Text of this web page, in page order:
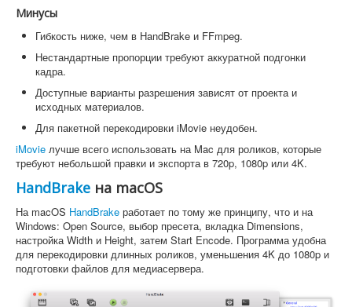
Минусы
Гибкость ниже, чем в HandBrake и FFmpeg.
Нестандартные пропорции требуют аккуратной подгонки
кадра.
Доступные варианты разрешения зависят от проекта и
исходных материалов.
Для пакетной перекодировки iMovie неудобен.
iMovie лучше всего использовать на Mac для роликов, которые
требуют небольшой правки и экспорта в 720p, 1080p или 4K.
HandBrake на macOS
На macOS HandBrake работает по тому же принципу, что и на
Windows: Open Source, выбор пресета, вкладка Dimensions,
настройка Width и Height, затем Start Encode. Программа удобна
для перекодировки длинных роликов, уменьшения 4K до 1080p и
подготовки файлов для медиасервера.